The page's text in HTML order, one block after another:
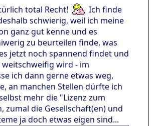
total Recht!
Ich finde
schwierig, weil ich meine
ganz gut kenne und es
zu beurteilen finde, was
jetzt noch spannend findet und
weitschweifig wird - im
ich dann gerne etwas weg,
an manchen Stellen dürfte ich
mehr die "Lizenz zum
zumal die Gesellschaft(en) und
ja doch etwas eigen sind...